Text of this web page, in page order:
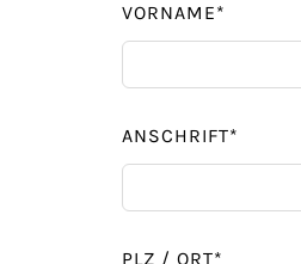
VORNAME*
ANSCHRIFT*
PLZ / ORT*